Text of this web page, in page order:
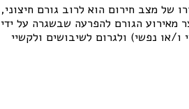
של מצב חירום הוא לרוב גורם חיצוני,
מאירוע הגורם להפרעה שבשגרה על ידי
או נפשי) ולגרום לשיבושים ולקשיי